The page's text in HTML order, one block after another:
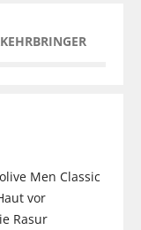
Men Classic
vor
Rasur